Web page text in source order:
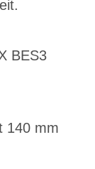
BES3
140 mm